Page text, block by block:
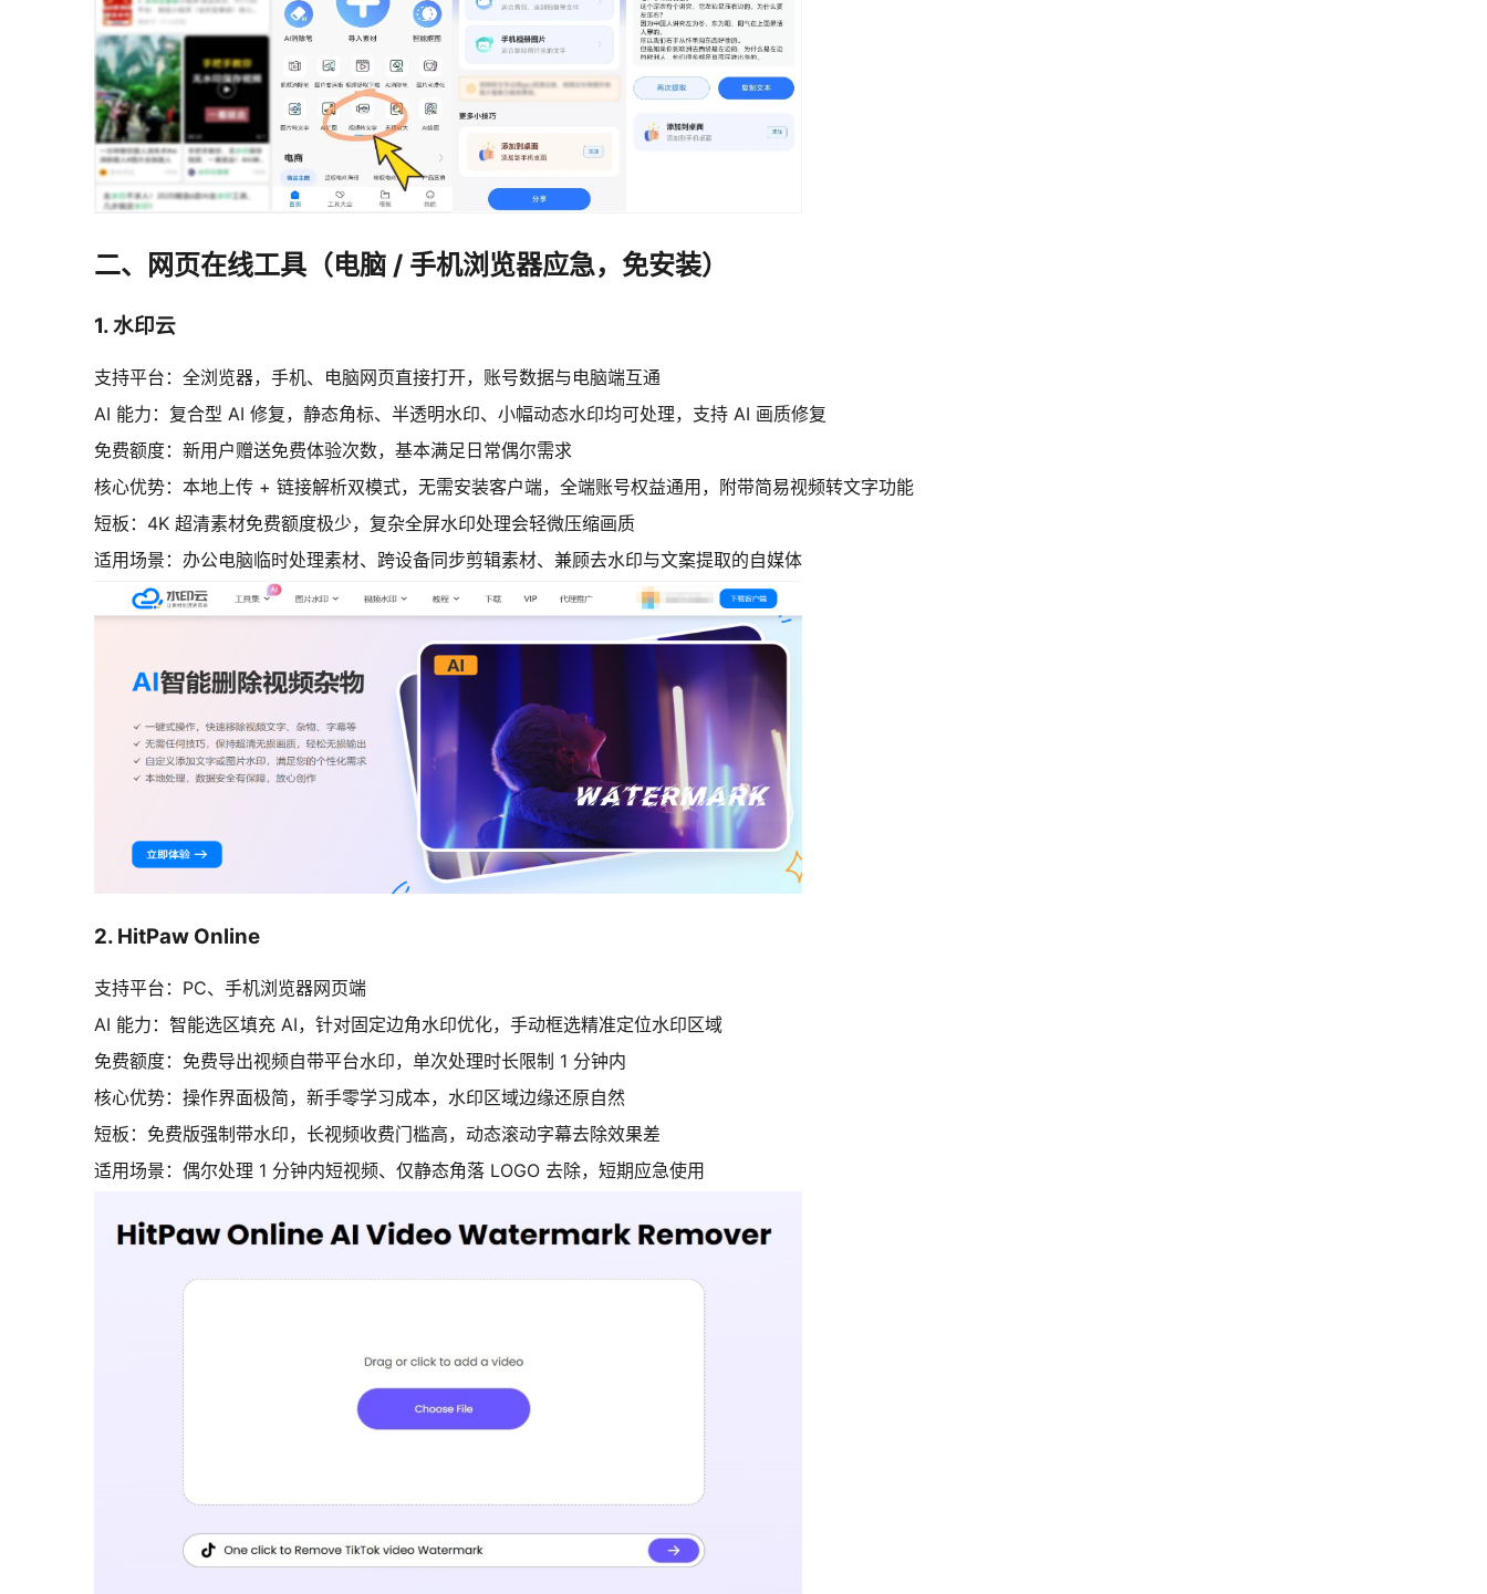
二、网页在线工具（电脑 / 手机浏览器应急，免安装）
1. 水印云
支持平台：全浏览器，手机、电脑网页直接打开，账号数据与电脑端互通
AI 能力：复合型 AI 修复，静态角标、半透明水印、小幅动态水印均可处理，支持 AI 画质修复
免费额度：新用户赠送免费体验次数，基本满足日常偶尔需求
核心优势：本地上传 + 链接解析双模式，无需安装客户端，全端账号权益通用，附带简易视频转文字功能
短板：4K 超清素材免费额度极少，复杂全屏水印处理会轻微压缩画质
适用场景：办公电脑临时处理素材、跨设备同步剪辑素材、兼顾去水印与文案提取的自媒体
2. HitPaw Online
支持平台：PC、手机浏览器网页端
AI 能力：智能选区填充 AI，针对固定边角水印优化，手动框选精准定位水印区域
免费额度：免费导出视频自带平台水印，单次处理时长限制 1 分钟内
核心优势：操作界面极简，新手零学习成本，水印区域边缘还原自然
短板：免费版强制带水印，长视频收费门槛高，动态滚动字幕去除效果差
适用场景：偶尔处理 1 分钟内短视频、仅静态角落 LOGO 去除，短期应急使用